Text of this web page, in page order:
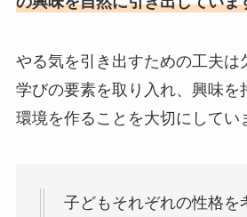
やる気を引き出すための工夫は
学びの要素を取り入れ、興味を
環境を作ることを大切にしてい
子どもそれぞれの性格を